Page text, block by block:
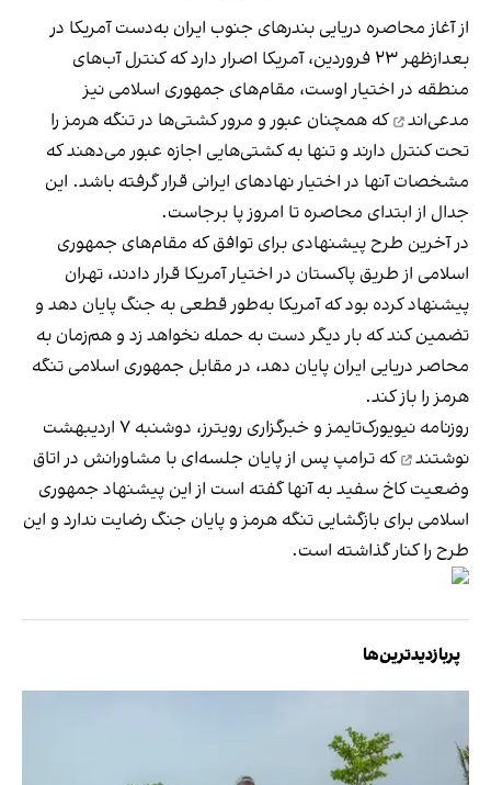
از آغاز محاصره دریایی بندرهای جنوب ایران به‌دست آمریکا در
بعدازظهر ۲۳ فروردین، آمریکا اصرار دارد که کنترل آب‌های
منطقه در اختیار اوست، مقام‌های جمهوری اسلامی نیز
مدعی‌اند
که همچنان عبور و مرور کشتی‌ها در تنگه هرمز را
تحت کنترل دارند و تنها به کشتی‌هایی اجازه عبور می‌دهند که
مشخصات‌ آنها در اختیار نهادهای ایرانی قرار گرفته باشد. این
جدال از ابتدای محاصره تا امروز پا برجاست.
در آخرین طرح پیشنهادی برای توافق که مقام‌های جمهوری
اسلامی از طریق پاکستان در اختیار آمریکا قرار دادند، تهران
پیشنهاد کرده بود که آمریکا به‌طور قطعی به جنگ پایان دهد و
تضمین کند که بار دیگر دست به حمله نخواهد زد و هم‌زمان به
محاصر دریایی ایران پایان دهد، در مقابل جمهوری اسلامی تنگه
هرمز را باز کند.
روزنامه نیویورک‌تایمز و خبرگزاری رویترز، دوشنبه ۷ اردیبهشت
نوشتند
که ترامپ پس از پایان جلسه‌ای با مشاورانش در اتاق
وضعیت کاخ سفید به آنها گفته است از این پیشنهاد جمهوری
اسلامی برای بازگشایی تنگه هرمز و پایان جنگ رضایت ندارد و این
طرح را کنار گذاشته است.
پربازدیدترین‌ها